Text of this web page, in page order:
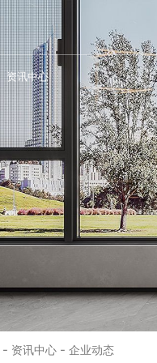
资讯中心
- 资讯中心 -企业动态